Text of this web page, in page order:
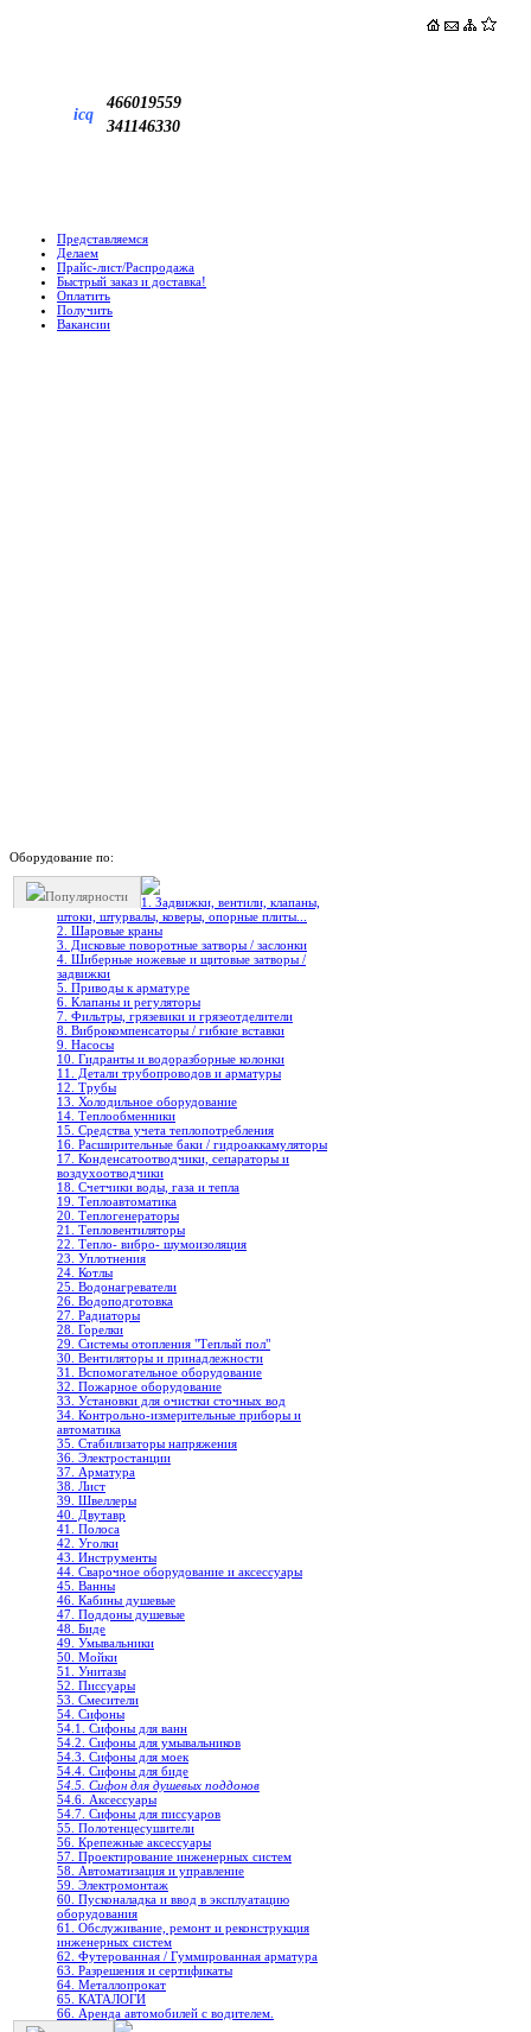
icq
466019559
341146330
Представляемся
Делаем
Прайс-лист/Распродажа
Быстрый заказ и доставка!
Оплатить
Получить
Вакансии
Оборудование по:
Популярности
1. Задвижки, вентили, клапаны,
штоки, штурвалы, коверы, опорные плиты...
2. Шаровые краны
3. Дисковые поворотные затворы / заслонки
4. Шиберные ножевые и щитовые затворы /
задвижки
5. Приводы к арматуре
6. Клапаны и регуляторы
7. Фильтры, грязевики и грязеотделители
8. Виброкомпенсаторы / гибкие вставки
9. Насосы
10. Гидранты и водоразборные колонки
11. Детали трубопроводов и арматуры
12. Трубы
13. Холодильное oборудование
14. Теплообменники
15. Средства учета теплопотребления
16. Расширительные баки / гидроаккамуляторы
17. Конденсатоотводчики, сепараторы и
воздухоотводчики
18. Счетчики воды, газа и тепла
19. Теплоавтоматика
20. Теплогенераторы
21. Тепловентиляторы
22. Тепло- вибро- шумоизоляция
23. Уплотнения
24. Котлы
25. Водонагреватели
26. Водоподготовка
27. Радиаторы
28. Горелки
29. Системы отопления "Теплый пол"
30. Вентиляторы и принадлежности
31. Вспомогательное оборудование
32. Пожарное оборудование
33. Установки для очистки сточных вод
34. Контрольно-измерительные приборы и
автоматика
35. Стабилизаторы напряжения
36. Электростанции
37. Арматура
38. Лист
39. Швеллеры
40. Двутавр
41. Полоса
42. Уголки
43. Инструменты
44. Сварочное оборудование и аксессуары
45. Ванны
46. Кабины душевые
47. Поддоны душевые
48. Биде
49. Умывальники
50. Мойки
51. Унитазы
52. Писсуары
53. Смесители
54. Сифоны
54.1. Сифоны для ванн
54.2. Сифоны для умывальников
54.3. Сифоны для моек
54.4. Сифоны для биде
54.5. Сифон для душевых поддонов
54.6. Аксессуары
54.7. Сифоны для писсуаров
55. Полотенцесушители
56. Крепежные аксессуары
57. Проектирование инженерных систем
58. Автоматизация и управление
59. Электромонтаж
60. Пусконаладка и ввод в эксплуатацию
оборудования
61. Обслуживание, ремонт и реконструкция
инженерных систем
62. Футерованная / Гуммированная арматура
63. Разрешения и сертификаты
64. Металлопрокат
65. КАТАЛОГИ
66. Аренда автомобилей с водителем.